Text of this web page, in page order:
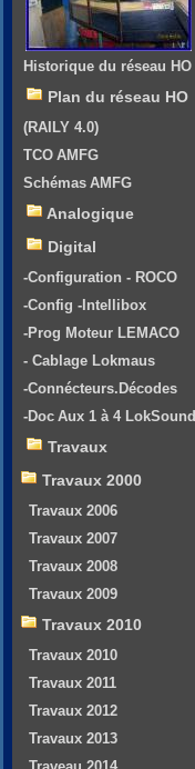
Historique du réseau HO
Plan du réseau HO
(RAILY 4.0)
TCO AMFG
Schémas AMFG
Analogique
Digital
-Configuration - ROCO
-Config -Intellibox
-Prog Moteur LEMACO
- Cablage Lokmaus
-Connécteurs.Décodes
-Doc Aux 1 à 4 LokSound
Travaux
Travaux 2000
Travaux 2006
Travaux 2007
Travaux 2008
Travaux 2009
Travaux 2010
Travaux 2010
Travaux 2011
Travaux 2012
Travaux 2013